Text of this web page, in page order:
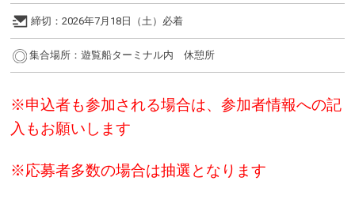
締切：2026年7月18日（土）必着
集合場所： 遊覧船ターミナル内 休憩所
※申込者も参加される場合は、参加者情報への記
入もお願いします
※応募者多数の場合は抽選となります